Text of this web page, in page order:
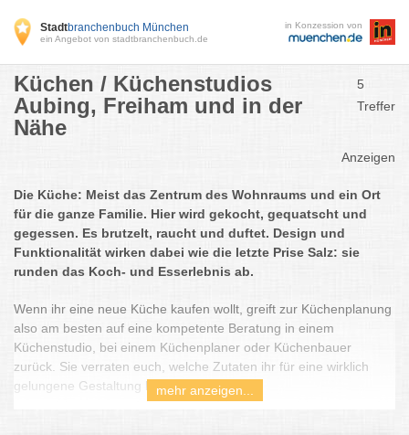
Stadtbranchenbuch München
ein Angebot von stadtbranchenbuch.de
in Konzession von
Küchen / Küchenstudios
Aubing, Freiham und in der
Nähe
5
Treffer
Anzeigen
Die Küche: Meist das Zentrum des Wohnraums und ein Ort
für die ganze Familie. Hier wird gekocht, gequatscht und
gegessen. Es brutzelt, raucht und duftet. Design und
Funktionalität wirken dabei wie die letzte Prise Salz: sie
runden das Koch- und Esserlebnis ab.
Wenn ihr eine neue Küche kaufen wollt, greift zur Küchenplanung
also am besten auf eine kompetente Beratung in einem
Küchenstudio, bei einem Küchenplaner oder Küchenbauer
zurück. Sie verraten euch, welche Zutaten ihr für eine wirklich
gelungene Gestaltung braucht.mehr anzeigen...